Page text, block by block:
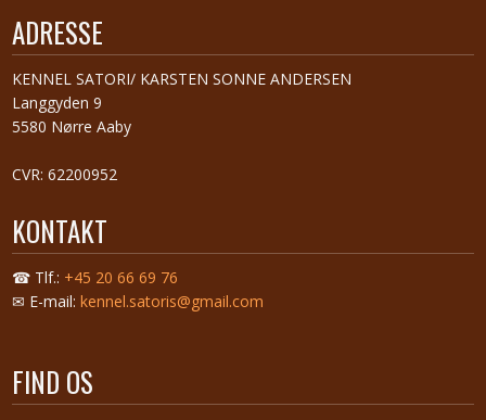
ADRESSE
​KENNEL SATORI/ KARSTEN SONNE ANDERSEN
Langgyden 9
5580 Nørre Aaby
CVR: 62200952
KONTAKT
☎ Tlf.: +45 20 66 69 76
✉ E-mail: kennel.satoris@gmail.com
FIND OS